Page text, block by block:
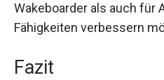
Wakeboarder als auch für
Fähigkeiten verbessern
Fazit